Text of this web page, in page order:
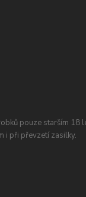
pouze starším 18
i při převzetí zasilky.